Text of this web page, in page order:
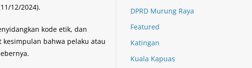
12/2024).
kode etik, dan
bahwa pelaku atau
DPRD Murung Raya
Featured
Katingan
Kuala Kapuas